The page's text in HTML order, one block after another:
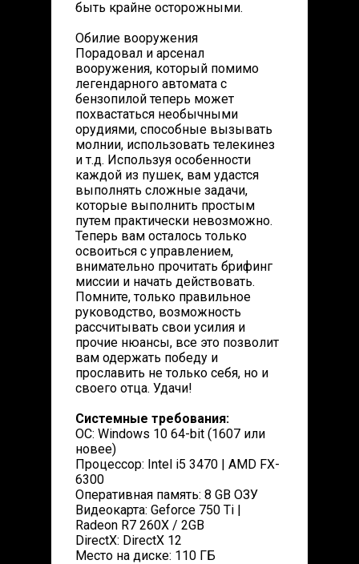
быть крайне осторожными.
Обилие вооружения
Порадовал и арсенал
вооружения, который помимо
легендарного автомата с
бензопилой теперь может
похвастаться необычными
орудиями, способные вызывать
молнии, использовать телекинез
и т.д. Используя особенности
каждой из пушек, вам удастся
выполнять сложные задачи,
которые выполнить простым
путем практически невозможно.
Теперь вам осталось только
освоиться с управлением,
внимательно прочитать брифинг
миссии и начать действовать.
Помните, только правильное
руководство, возможность
рассчитывать свои усилия и
прочие нюансы, все это позволит
вам одержать победу и
прославить не только себя, но и
своего отца. Удачи!
Системные требования:
ОС: Windows 10 64-bit (1607 или
новее)
Процессор: Intel i5 3470 | AMD FX-
6300
Оперативная память: 8 GB ОЗУ
Видеокарта: Geforce 750 Ti |
Radeon R7 260X / 2GB
DirectX: DirectX 12
Место на диске: 110 ГБ